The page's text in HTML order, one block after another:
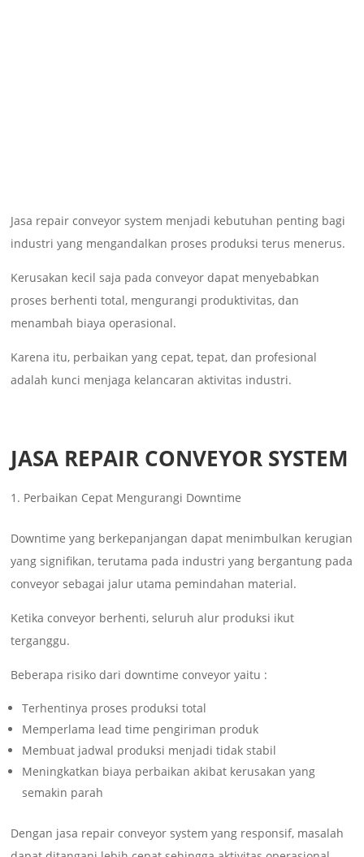
Jasa repair conveyor system menjadi kebutuhan penting bagi
industri yang mengandalkan proses produksi terus menerus.
Kerusakan kecil saja pada conveyor dapat menyebabkan
proses berhenti total, mengurangi produktivitas, dan
menambah biaya operasional.
Karena itu, perbaikan yang cepat, tepat, dan profesional
adalah kunci menjaga kelancaran aktivitas industri.
JASA REPAIR CONVEYOR SYSTEM
Perbaikan Cepat Mengurangi Downtime
Downtime yang berkepanjangan dapat menimbulkan kerugian
yang signifikan, terutama pada industri yang bergantung pada
conveyor sebagai jalur utama pemindahan material.
Ketika conveyor berhenti, seluruh alur produksi ikut
terganggu.
Beberapa risiko dari downtime conveyor yaitu :
Terhentinya proses produksi total
Memperlama lead time pengiriman produk
Membuat jadwal produksi menjadi tidak stabil
Meningkatkan biaya perbaikan akibat kerusakan yang
semakin parah
Dengan jasa repair conveyor system yang responsif, masalah